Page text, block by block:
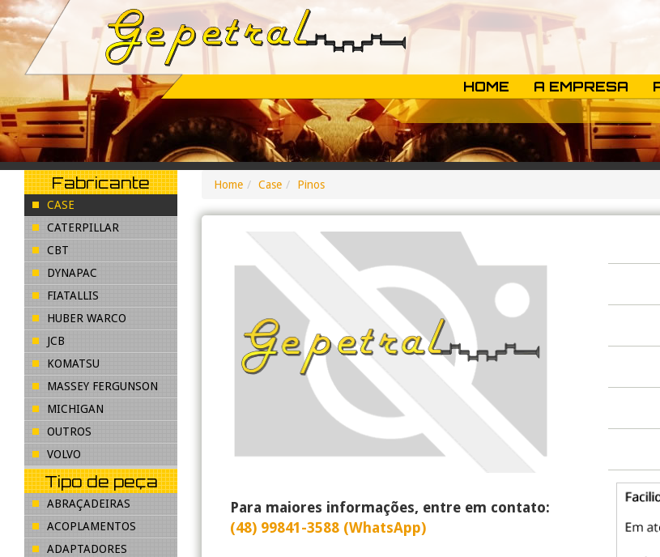
HOME A EMPRESA
Home Case Pinos
Para maiores informações, entre em contato:
(48) 99841-3588 (WhatsApp)
Fabricante
CASE
CATERPILLAR
CBT
DYNAPAC
FIATALLIS
HUBER WARCO
JCB
KOMATSU
MASSEY FERGUNSON
MICHIGAN
OUTROS
VOLVO
Tipo de peça
ABRAÇADEIRAS
ACOPLAMENTOS
ADAPTADORES